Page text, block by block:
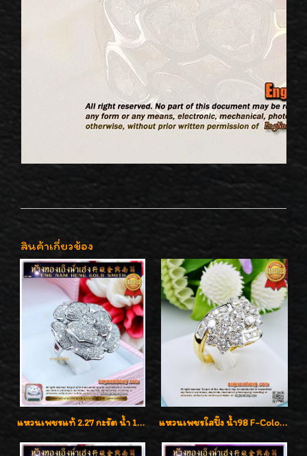
สินค้าเกี่ยวข้อง
แหวนเพชรแท้ 2.27 กะรัต น้ำ 100% เบลเยี่ยมคัท ลวดลายดอกกุหลาบหรู แหวนเพชรใสปิ๊ง น้ำ98 F-Color/VVS1 น้ำหนักเพชรรวม 2.56 กะรัต ใส่เต็มนิ้วเพชรเป็นน้ำเป็นเนื้อสวยมากๆค่ะ